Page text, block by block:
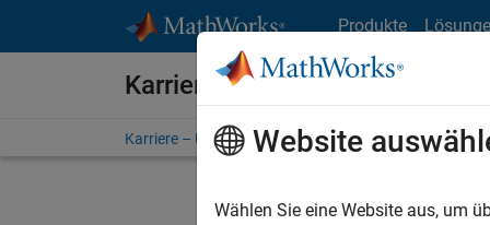
Produkte
Karriere bei MathWorks
Karriere – Übersicht Stellensuche
Website
Wählen Sie eine Website aus, um